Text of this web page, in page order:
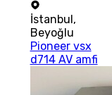
İstanbul,
Beyoğlu
Pioneer vsx
d714 AV amfi